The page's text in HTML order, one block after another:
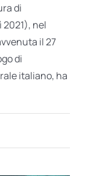
di
nel
il 27
di
italiano, ha